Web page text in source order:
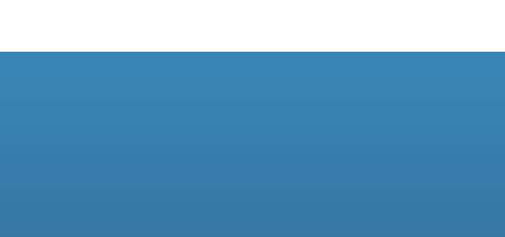
Мы в социальных сетях